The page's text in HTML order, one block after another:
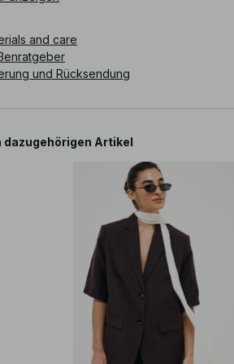
and care
und Rücksendung
dazugehörigen Artikel